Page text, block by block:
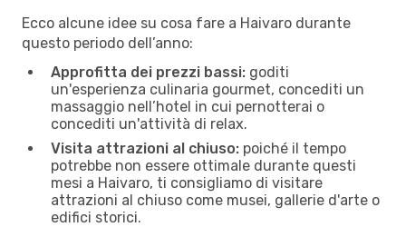
Ecco alcune idee su cosa fare a Haivaro durante
questo periodo dell’anno:
Approfitta dei prezzi bassi: goditi
un'esperienza culinaria gourmet, concediti un
massaggio nell’hotel in cui pernotterai o
concediti un'attività di relax.
Visita attrazioni al chiuso: poiché il tempo
potrebbe non essere ottimale durante questi
mesi a Haivaro, ti consigliamo di visitare
attrazioni al chiuso come musei, gallerie d'arte o
edifici storici.